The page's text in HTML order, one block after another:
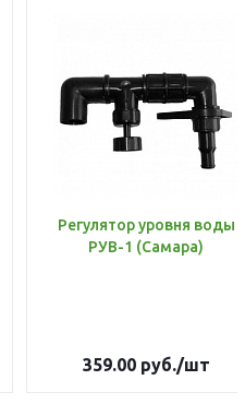
Регулятор уровня воды
РУВ-1 (Самара)
359.00руб./шт